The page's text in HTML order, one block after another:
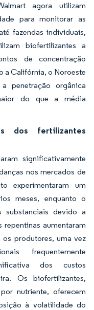
agora utilizam
para monitorar as
fazendas individuais,
biofertilizantes a
de concentração
a Califórnia, o Noroeste
penetração orgânica
do que a média
dos fertilizantes
significativamente
nos mercados de
experimentaram um
meses, enquanto o
substanciais devido a
repentinas aumentaram
produtores, uma vez
frequentemente
dos custos
Os biofertilizantes,
nutriente, oferecem
à volatilidade do